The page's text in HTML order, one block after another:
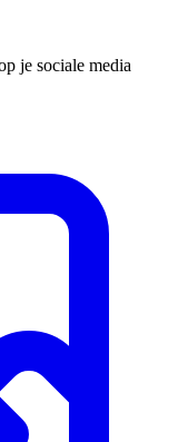
je sociale media